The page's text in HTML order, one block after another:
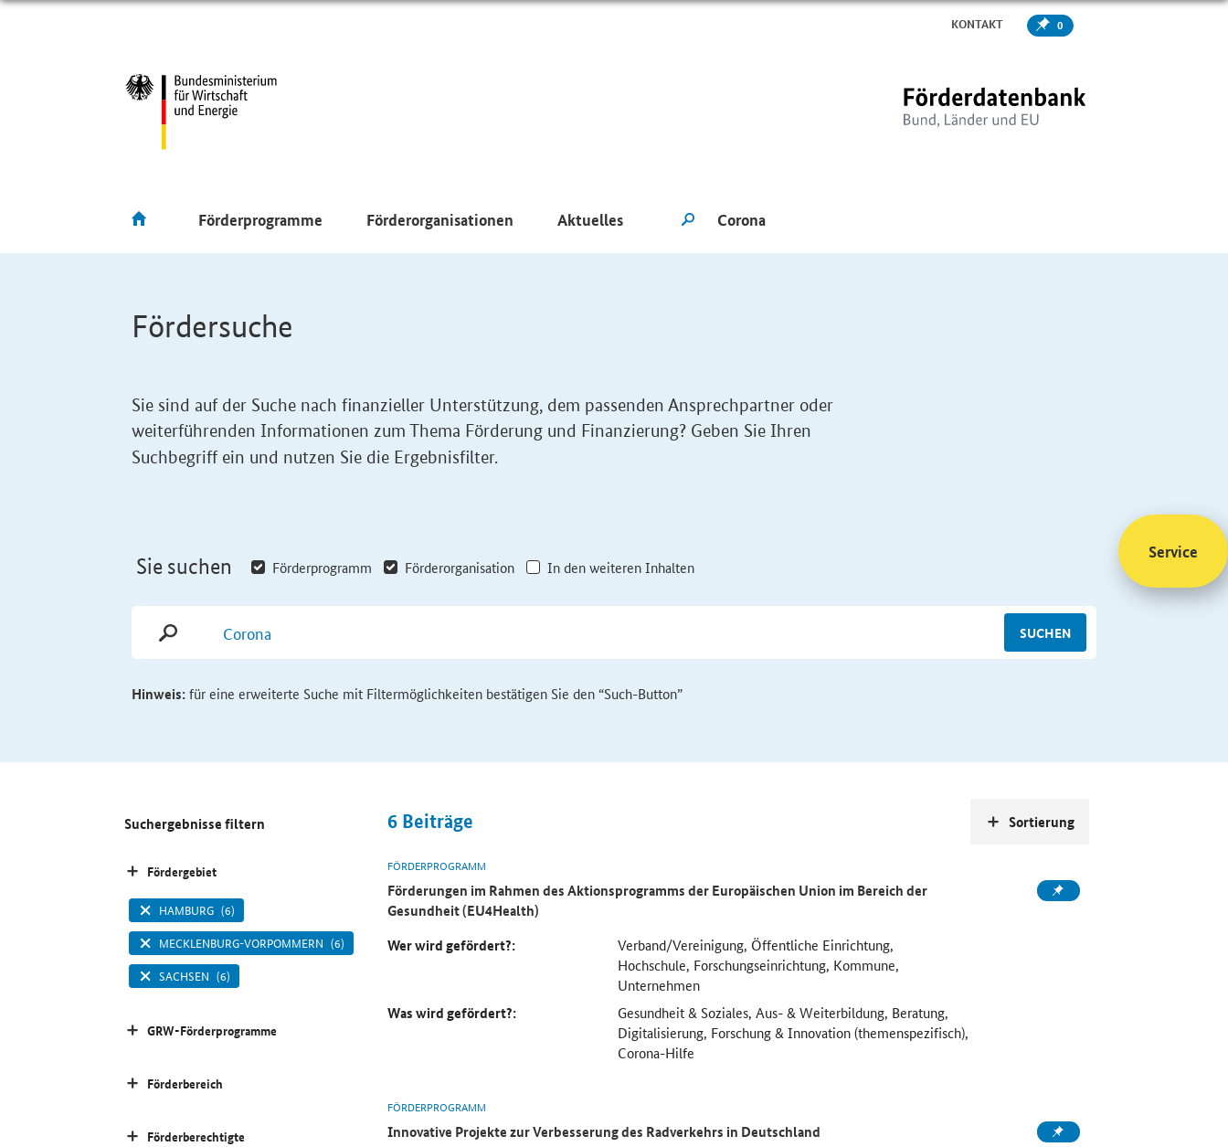
KONTAKT 0
Förderprogramme Förderorganisationen Aktuelles
Fördersuche
Sie sind auf der Suche nach finanzieller Unterstützung, dem passenden Ansprechpartner oder
weiterführenden Informationen zum Thema Förderung und Finanzierung? Geben Sie Ihren
Suchbegriff ein und nutzen Sie die Ergebnisfilter.
Sie suchen Förderprogramm Förderorganisation In den weiteren Inhalten
SUCHEN
Hinweis:für eine erweiterte Suche mit Filtermöglichkeiten bestätigen Sie den “Such-Button”
6 Beiträge
FÖRDERPROGRAMM
Förderungen im Rahmen des Aktionsprogramms der Europäischen Union im Bereich der
Gesundheit (EU4Health)
Wer wird gefördert?:
Verband/Vereinigung, Öffentliche Einrichtung,
Hochschule, Forschungseinrichtung, Kommune,
Unternehmen
Was wird gefördert?:
Gesundheit & Soziales, Aus- & Weiterbildung, Beratung,
Digitalisierung, Forschung & Innovation (themenspezifisch),
Corona-Hilfe
FÖRDERPROGRAMM
Innovative Projekte zur Verbesserung des Radverkehrs in Deutschland
Sortierung
Suchergebnisse filtern
Fördergebiet
HAMBURG (6)
MECKLENBURG-VORPOMMERN (6)
SACHSEN (6)
GRW-Förderprogramme
Förderbereich
Förderberechtigte
Service